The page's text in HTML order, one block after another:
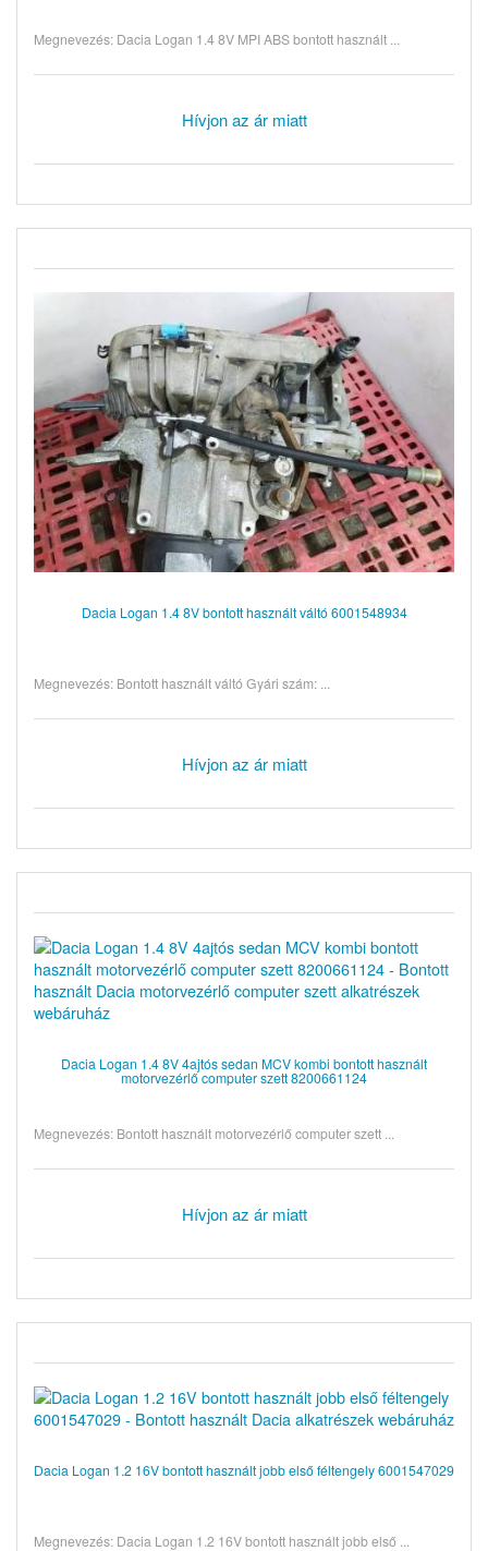
Megnevezés: Dacia Logan 1.4 8V MPI ABS bontott használt ...
Hívjon az ár miatt
Dacia Logan 1.4 8V bontott használt váltó 6001548934
Megnevezés: Bontott használt váltó Gyári szám: ...
Hívjon az ár miatt
Dacia Logan 1.4 8V 4ajtós sedan MCV kombi bontott használt
motorvezérlő computer szett 8200661124
Megnevezés: Bontott használt motorvezérlő computer szett ...
Hívjon az ár miatt
Dacia Logan 1.2 16V bontott használt jobb első féltengely 6001547029
Megnevezés: Dacia Logan 1.2 16V bontott használt jobb első ...